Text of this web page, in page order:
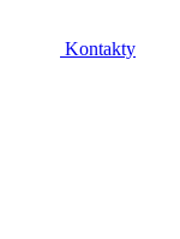
Kontakty